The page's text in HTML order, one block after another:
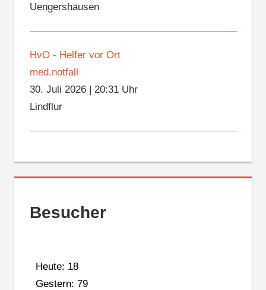
Uengershausen
HvO - Helfer vor Ort
med.notfall
30. Juli 2026| 20:31 Uhr
Lindflur
Besucher
Heute: 18
Gestern: 79